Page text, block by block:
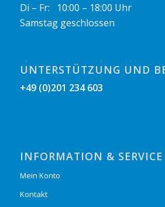
Di – Fr: 10:00 – 18:00 Uhr
Samstag geschlossen
UNTERSTÜTZUNG UND
+49 (0)201 234 603
INFORMATION & SERVICE
Mein Konto
Kontakt